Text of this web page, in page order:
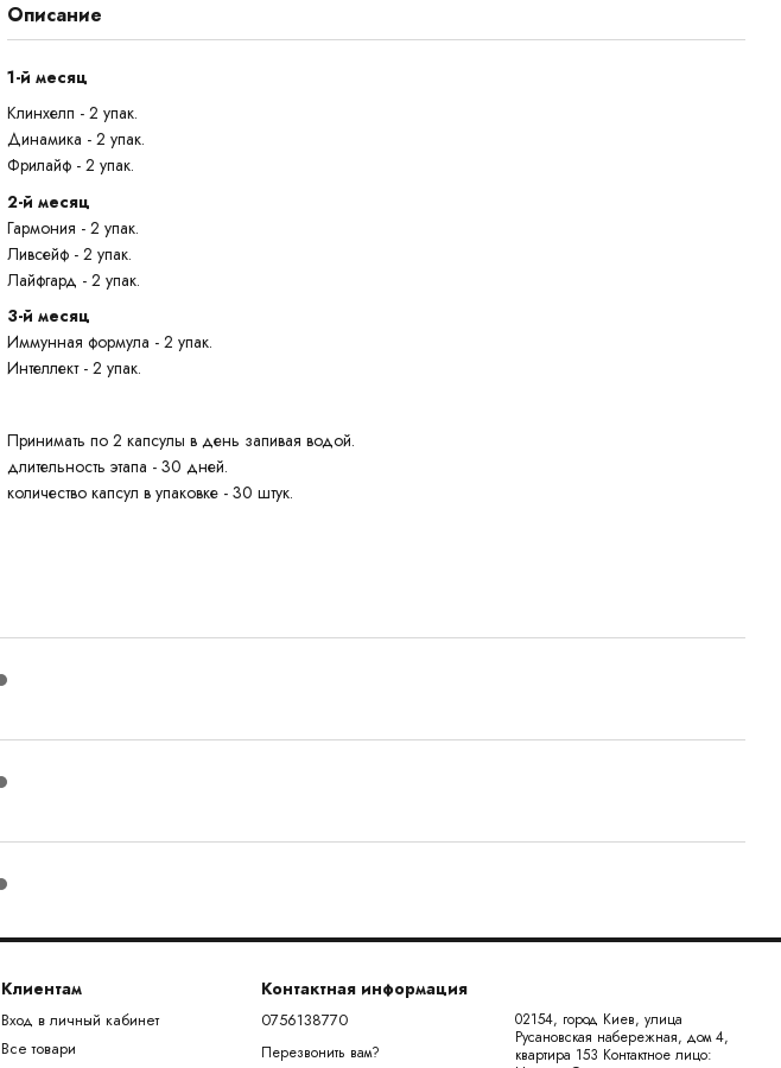
Описание
1-й месяц
Клинхелп - 2 упак.
Динамика - 2 упак.
Фрилайф - 2 упак.
2-й месяц
Гармония - 2 упак.
Ливсейф - 2 упак.
Лайфгард - 2 упак.
3-й месяц
Иммунная формула - 2 упак.
Интеллект - 2 упак.
Принимать по 2 капсулы в день запивая водой.
длительность этапа - 30 дней.
количество капсул в упаковке - 30 штук.
Клиентам
Вход в личный кабинет
Все товари
Контактная информация
0756138770
Перезвонить вам?
02154, город Киев, улица
Русановская набережная, дом 4,
квартира 153 Контактное лицо: